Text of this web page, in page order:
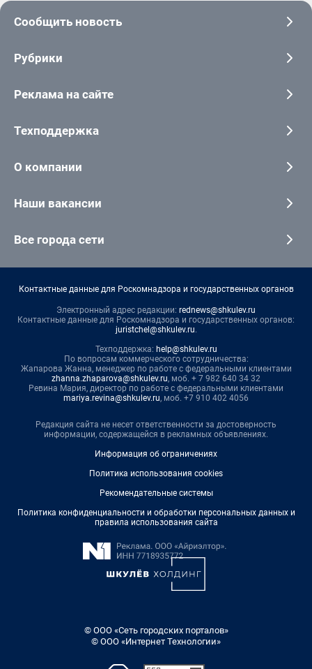
Сообщить новость
Рубрики
Реклама на сайте
Техподдержка
О компании
Наши вакансии
Все города сети
Контактные данные для Роскомнадзора и государственных органов
Электронный адрес редакции: rednews@shkulev.ru
Контактные данные для Роскомнадзора и государственных органов:
juristchel@shkulev.ru.
Техподдержка: help@shkulev.ru
По вопросам коммерческого сотрудничества:
Жапарова Жанна, менеджер по работе с федеральными клиентами
zhanna.zhaparova@shkulev.ru, моб. + 7 982 640 34 32
Ревина Мария, директор по работе с федеральными клиентами
mariya.revina@shkulev.ru, моб. +7 910 402 4056
Редакция сайта не несет ответственности за достоверность
информации, содержащейся в рекламных объявлениях.
Информация об ограничениях
Политика использования cookies
Рекомендательные системы
Политика конфиденциальности и обработки персональных данных и
правила использования сайта
© ООО «Сеть городских порталов»
© ООО «Интернет Технологии»